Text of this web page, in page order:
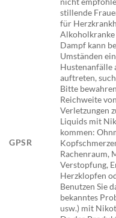
GPSR
stillende
für
Dampf kann
Umständen
Hustenanfälle
auftreten,
Bitte
Reichweite
Verletzungen
Liquids mit
kommen:
Rachenraum,
Verstopfung,
Herzklopfen
Benutzen Sie
bekanntes
usw.) mit